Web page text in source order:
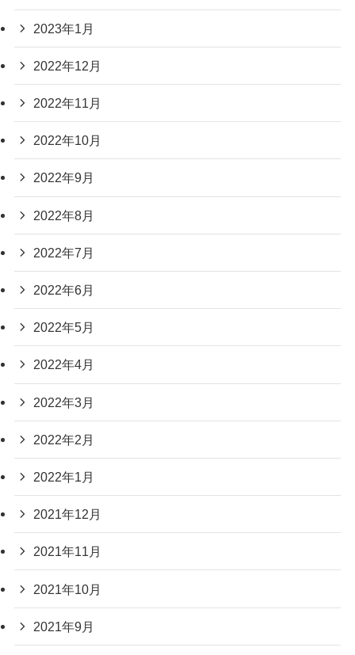
2023年1月
2022年12月
2022年11月
2022年10月
2022年9月
2022年8月
2022年7月
2022年6月
2022年5月
2022年4月
2022年3月
2022年2月
2022年1月
2021年12月
2021年11月
2021年10月
2021年9月